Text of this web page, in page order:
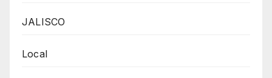
JALISCO
Local